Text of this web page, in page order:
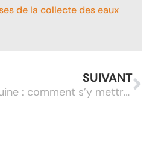
de la collecte des eaux
SUIVANT
Rencontre coquine : comment s’y mettre ?